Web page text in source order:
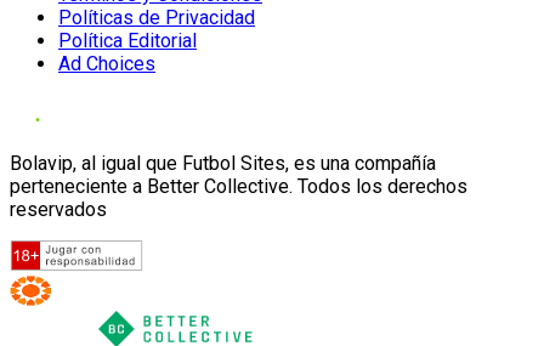
Políticas de Privacidad
Política Editorial
Ad Choices
Bolavip, al igual que Futbol Sites, es una compañía
perteneciente a Better Collective. Todos los derechos
reservados